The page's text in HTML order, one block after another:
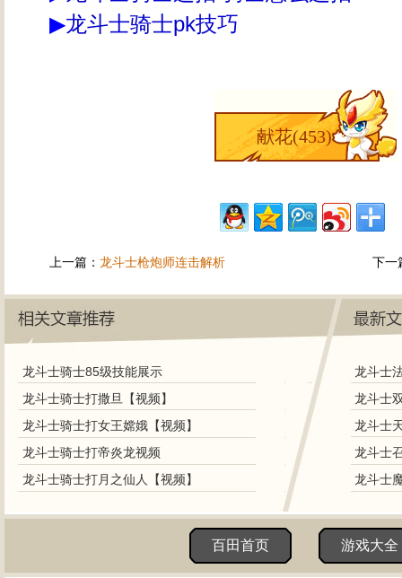
▶龙斗士骑士pk技巧
献花(453)
上一篇： 龙斗士枪炮师连击解析 下一
龙斗士骑士85级技能展示
龙斗士骑士打撒旦【视频】
龙斗士骑士打女王嫦娥【视频】
龙斗士骑士打帝炎龙视频
龙斗士骑士打月之仙人【视频】
龙斗士
龙斗士
龙斗士
龙斗士
龙斗士
百田首页 游戏大全